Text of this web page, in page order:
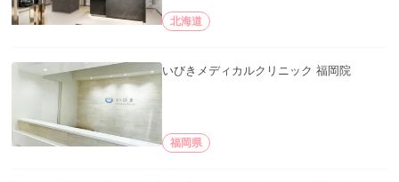
北海道
いびきメディカルクリニック 福岡院
福岡県